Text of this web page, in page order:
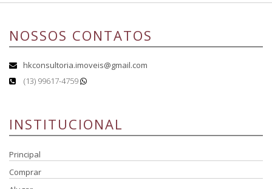
NOSSOS CONTATOS
hkconsultoria.imoveis@gmail.com
(13) 99617-4759
INSTITUCIONAL
Principal
Comprar